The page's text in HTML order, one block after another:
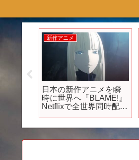
新作アニメ
日本の新作アニメを瞬
時に世界へ『BLAME!』
Netflixで全世界同時配